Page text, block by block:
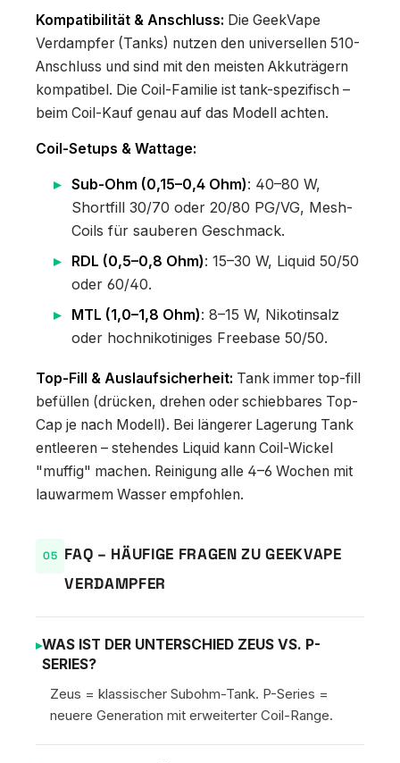
Kompatibilität & Anschluss: Die GeekVape
Verdampfer (Tanks) nutzen den universellen 510-
Anschluss und sind mit den meisten Akkuträgern
kompatibel. Die Coil-Familie ist tank-spezifisch –
beim Coil-Kauf genau auf das Modell achten.
Coil-Setups & Wattage:
Sub-Ohm (0,15–0,4 Ohm): 40–80 W,
Shortfill 30/70 oder 20/80 PG/VG, Mesh-
Coils für sauberen Geschmack.
RDL (0,5–0,8 Ohm): 15–30 W, Liquid 50/50
oder 60/40.
MTL (1,0–1,8 Ohm): 8–15 W, Nikotinsalz
oder hochnikotiniges Freebase 50/50.
Top-Fill & Auslaufsicherheit: Tank immer top-fill
befüllen (drücken, drehen oder schiebbares Top-
Cap je nach Modell). Bei längerer Lagerung Tank
entleeren – stehendes Liquid kann Coil-Wickel
"muffig" machen. Reinigung alle 4–6 Wochen mit
lauwarmem Wasser empfohlen.
FAQ – HÄUFIGE FRAGEN ZU GEEKVAPE
VERDAMPFER
WAS IST DER UNTERSCHIED ZEUS VS. P-
SERIES?
Zeus = klassischer Subohm-Tank. P-Series =
neuere Generation mit erweiterter Coil-Range.